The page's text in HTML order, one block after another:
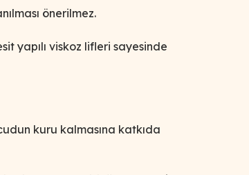
önerilmez.
yapılı viskoz lifleri sayesinde
kuru kalmasına katkıda